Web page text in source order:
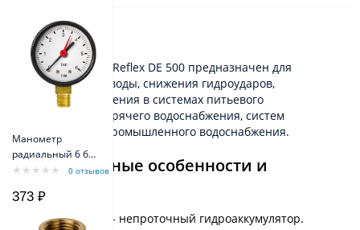
Манометр
радиальный 6 бар
TIM Y-50-6bar0 отзывов
373 ₽
Описание
Гидроаккумулятор Reflex DE 500 предназначен для
аккумулирования воды, снижения гидроударов,
поддержания давления в системах питьевого
водоснабжения, горячего водоснабжения, систем
пожаротушения, промышленного водоснабжения.
Конструктивные особенности и
Reflex DE 500 - непроточный гидроаккумулятор.